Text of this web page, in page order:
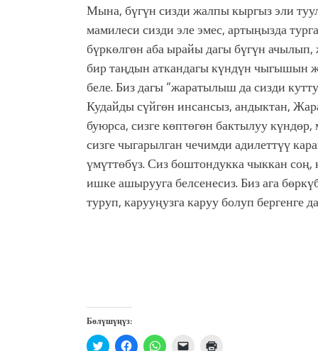
Мына, бүгүн сизди жалпы кыргыз эли
мамилеси сизди эле эмес, артыңызда
бүркөлгөн аба ырайы дагы бүгүн
бир таңдын аткандагы күндүн
беле. Биз дагы “жаратылыш да сизди
Кудайды сүйгөн инсансыз, андыктан,
буюрса, сизге көптөгөн бактылуу
сизге чыгарылган чечимди адилеттүү
үмүттөбүз. Сиз боштондукка чыккан
ишке ашырууга белсенесиз. Биз ага
туруп, карууңузга каруу болуп бергенге
Бөлүшүңүз:
Нажмите,Нажмите,Нажмите,Послать